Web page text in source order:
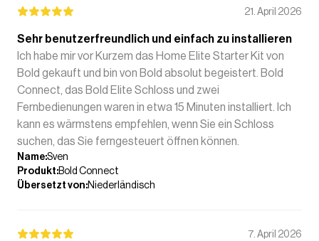
21. April 2026
Sehr benutzerfreundlich und einfach zu installieren
Ich habe mir vor Kurzem das Home Elite Starter Kit von
Bold gekauft und bin von Bold absolut begeistert. Bold
Connect, das Bold Elite Schloss und zwei
Fernbedienungen waren in etwa 15 Minuten installiert. Ich
kann es wärmstens empfehlen, wenn Sie ein Schloss
suchen, das Sie ferngesteuert öffnen können.
Name:Sven
Produkt:Bold Connect
Übersetzt von:Niederländisch
7. April 2026